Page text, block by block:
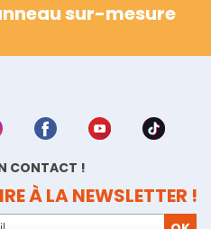
sur-mesure
CONTACT !
À LA NEWSLETTER !